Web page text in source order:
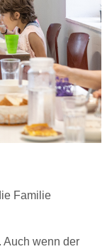
Familie
Auch wenn der